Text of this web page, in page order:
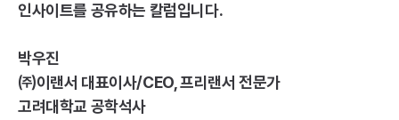
인사이트를 공유하는 칼럼입니다.
박우진
㈜이랜서 대표이사/CEO, 프리랜서 전문가
고려대학교 공학석사